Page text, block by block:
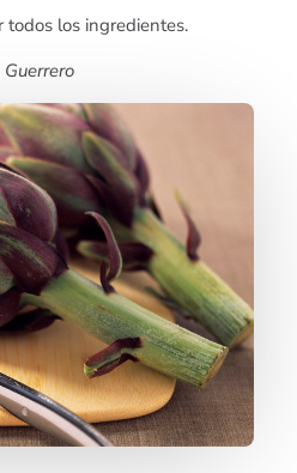
todos los ingredientes.